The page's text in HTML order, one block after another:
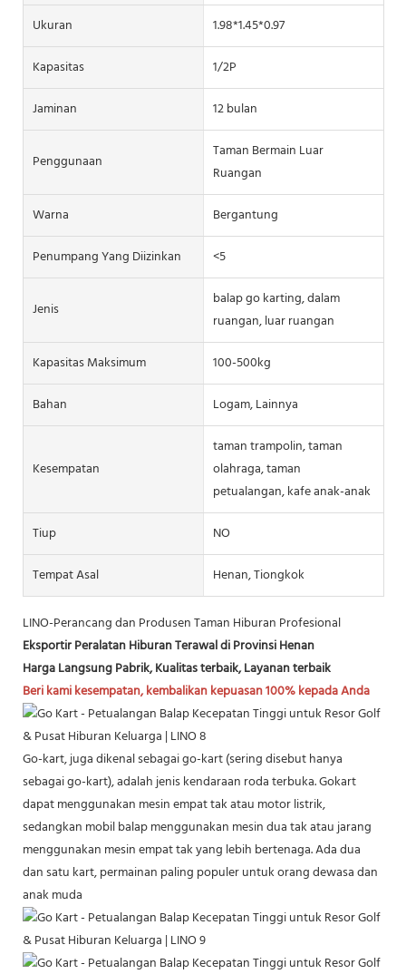
Ukuran
1.98*1.45*0.97
Kapasitas
1/2P
Jaminan
12 bulan
Penggunaan
Taman Bermain Luar
Ruangan
Warna
Bergantung
Penumpang Yang Diizinkan
<5
Jenis
balap go karting, dalam
ruangan, luar ruangan
Kapasitas Maksimum
100-500kg
Bahan
Logam, Lainnya
Kesempatan
taman trampolin, taman
olahraga, taman
petualangan, kafe anak-anak
Tiup
NO
Tempat Asal
Henan, Tiongkok
LINO-Perancang dan Produsen Taman Hiburan Profesional
Eksportir Peralatan Hiburan Terawal di Provinsi Henan
Harga Langsung Pabrik, Kualitas terbaik, Layanan terbaik
Beri kami kesempatan, kembalikan kepuasan 100% kepada Anda
Go-kart, juga dikenal sebagai go-kart (sering disebut hanya
sebagai go-kart), adalah jenis kendaraan roda terbuka. Gokart
dapat menggunakan mesin empat tak atau motor listrik,
sedangkan mobil balap menggunakan mesin dua tak atau jarang
menggunakan mesin empat tak yang lebih bertenaga. Ada dua
dan satu kart, permainan paling populer untuk orang dewasa dan
anak muda